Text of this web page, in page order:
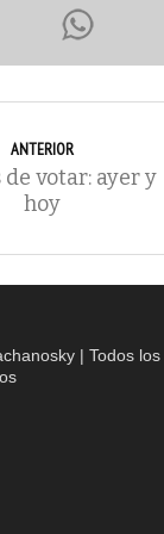
ANTERIOR
de votar: ayer y
hoy
| Todos los